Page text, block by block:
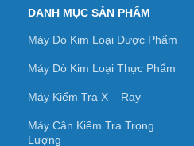
DANH MỤC SẢN PHẨM
Máy Dò Kim Loại Dược Phẩm
Máy Dò Kim Loại Thực Phẩm
Máy Kiểm Tra X – Ray
Máy Cân Kiểm Tra Trọng
Lượng